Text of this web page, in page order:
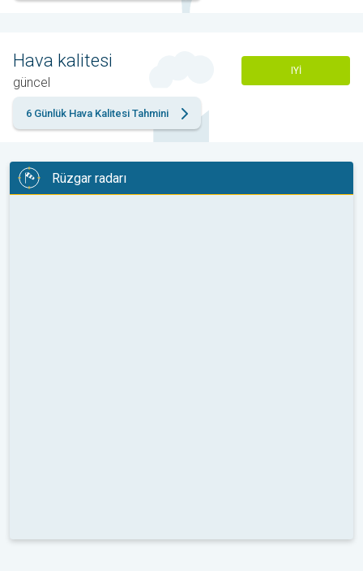
Hava kalitesi
güncel
IYI
6 Günlük Hava Kalitesi Tahmini
Rüzgar radarı